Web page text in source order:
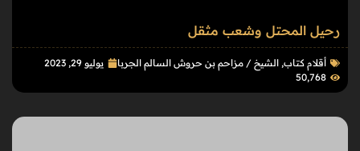
رحيل المحتل وشعب مثقل
أقلام كتاب, الشيخ / مزاحم بن حروش السالم الجربا
يوليو 29, 2023
50٬768